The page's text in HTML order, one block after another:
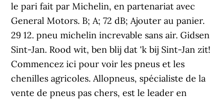
le pari fait par Michelin, en partenariat avec
General Motors. B; A; 72 dB; Ajouter au panier.
29 12. pneu michelin increvable sans air. Gidsen
Sint-Jan. Rood wit, ben blij dat 'k bij Sint-Jan zit!
Commencez ici pour voir les pneus et les
chenilles agricoles. Allopneus, spécialiste de la
vente de pneus pas chers, est le leader en